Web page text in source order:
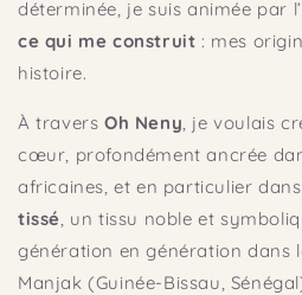
déterminée, je suis animée par
ce qui me construit : mes
histoire.
À travers Oh Neny , je voulais
cœur, profondément ancrée
africaines, et en particulier
tissé , un tissu noble et
génération en génération dans
Manjak (Guinée-Bissau,